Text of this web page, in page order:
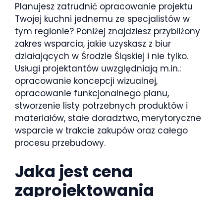
Planujesz zatrudnić opracowanie projektu
Twojej kuchni jednemu ze specjalistów w
tym regionie? Poniżej znajdziesz przybliżony
zakres wsparcia, jakie uzyskasz z biur
działających w Środzie Śląskiej i nie tylko.
Usługi projektantów uwzględniają m.in.:
opracowanie koncepcji wizualnej,
opracowanie funkcjonalnego planu,
stworzenie listy potrzebnych produktów i
materiałów, stałe doradztwo, merytoryczne
wsparcie w trakcie zakupów oraz całego
procesu przebudowy.
Jaka jest cena
zaprojektowania